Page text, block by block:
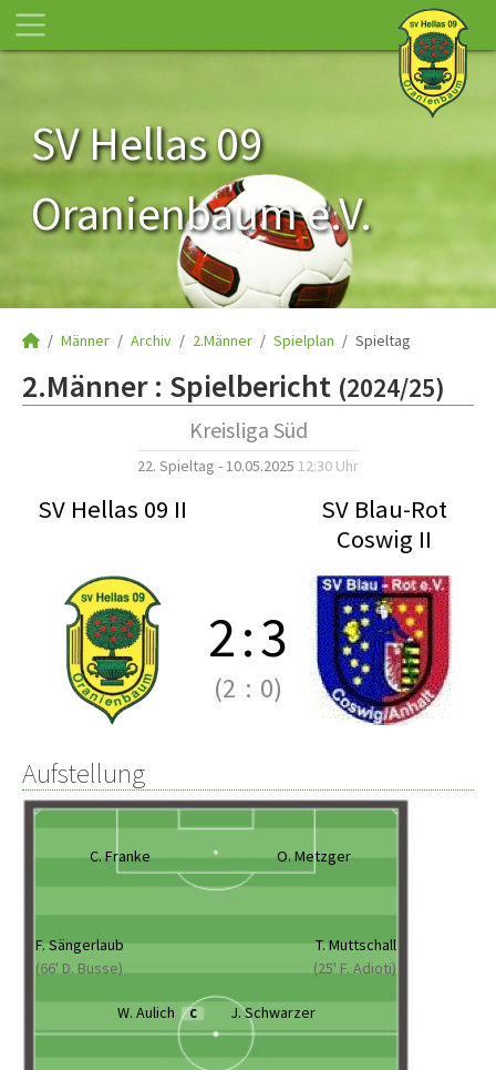
SV Hellas 09
Oranienbaum e.V.
Männer Archiv 2.Männer Spielplan Spieltag
2.Männer : Spielbericht (2024/25)
Kreisliga Süd
22. Spieltag - 10.05.2025 12:30 Uhr
SV Hellas 09 II
SV Blau-Rot
Coswig II
2:3
(2 : 0)
Aufstellung
C. Franke O. Metzger
F. Sängerlaub
(66' D. Busse)
T. Muttschall
(25' F. Adioti)
W. Aulich C J. Schwarzer